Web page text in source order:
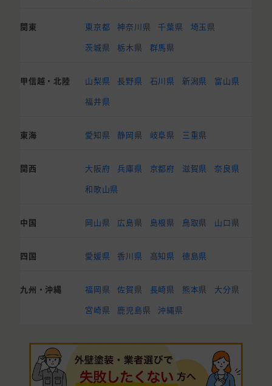
関東 東京都 神奈川県 千葉県
埼玉県
茨城県
栃木県 群馬県
甲信越・北陸 山梨県 長野県 石川県 新潟県
富山県
福井県
東海 愛知県 静岡県 岐阜県 三重県
関西 大阪府 兵庫県 京都府 滋賀県
奈良県
和歌山県
中国 岡山県 広島県 島根県 鳥取県 山口県
四国 愛媛県 香川県 高知県 徳島県
九州・沖縄 福岡県 佐賀県 長崎県 熊本県
大分県
宮崎県
鹿児島県 沖縄県